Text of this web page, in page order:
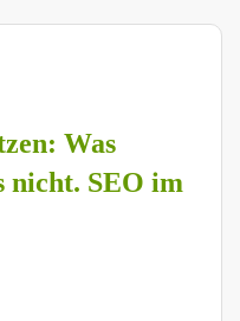
Was
nicht. SEO im